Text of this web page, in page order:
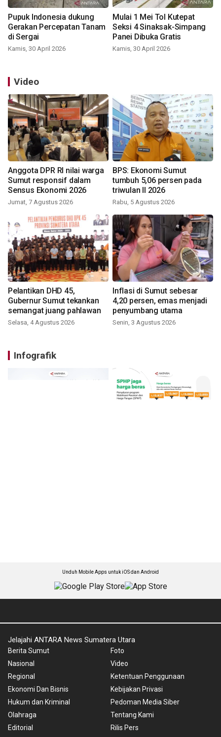
Pupuk Indonesia dukung
Gerakan Percepatan Tanam
di Sergai
Kamis, 30 April 2026
Mulai 1 Mei Tol Kutepat
Seksi 4 Sinaksak-Simpang
Panei Dibuka Gratis
Kamis, 30 April 2026
Video
Anggota DPR RI nilai warga
Sumut responsif dalam
Sensus Ekonomi 2026
Jumat, 7 Agustus 2026
BPS: Ekonomi Sumut
tumbuh 5,06 persen pada
triwulan II 2026
Rabu, 5 Agustus 2026
Pelantikan DHD 45,
Gubernur Sumut tekankan
semangat juang pahlawan
Selasa, 4 Agustus 2026
Inflasi di Sumut sebesar
4,20 persen, emas menjadi
penyumbang utama
Senin, 3 Agustus 2026
Infografik
Unduh Mobile Apps untuk iOS dan Android
Jelajahi ANTARA News Sumatera Utara
Berita Sumut
Nasional
Regional
Ekonomi Dan Bisnis
Hukum dan Kriminal
Olahraga
Editorial
Foto
Video
Ketentuan Penggunaan
Kebijakan Privasi
Pedoman Media Siber
Tentang Kami
Rilis Pers